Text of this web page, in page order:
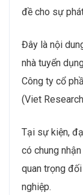
đề cho sự
Đây là nội
nhà tuyển
Công ty cổ
(Viet
Tại sự kiện,
có chung
quan trọng
nghiệp.